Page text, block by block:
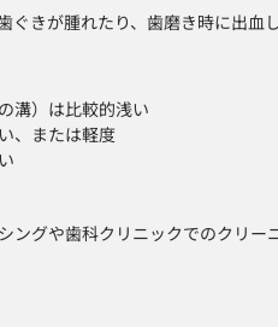
きが腫れたり、歯磨き時に出血
溝）は比較的浅い
、または軽度
ングや歯科クリニックでのクリ